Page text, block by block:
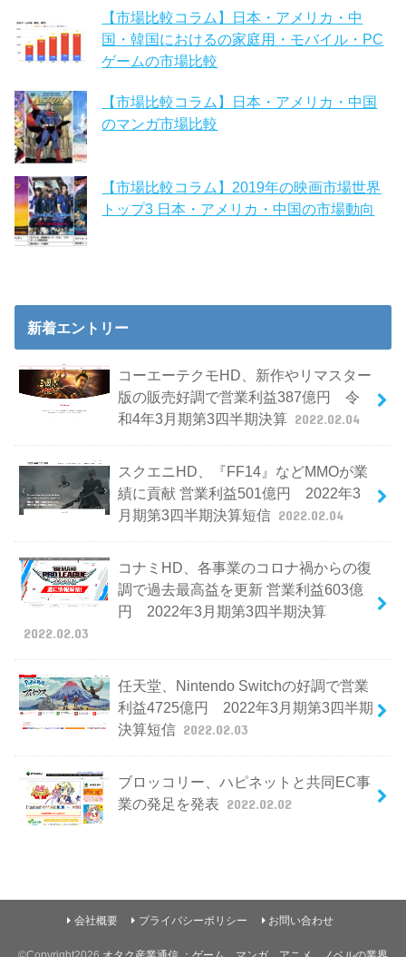
【市場比較コラム】日本・アメリカ・中
国・韓国におけるの家庭用・モバイル・PC
ゲームの市場比較
【市場比較コラム】日本・アメリカ・中国
のマンガ市場比較
【市場比較コラム】2019年の映画市場世界
トップ3 日本・アメリカ・中国の市場動向
新着エントリー
コーエーテクモHD、新作やリマスター
版の販売好調で営業利益387億円 令
和4年3月期第3四半期決算 2022.02.04
スクエニHD、『FF14』などMMOが業
績に貢献 営業利益501億円 2022年3
月期第3四半期決算短信 2022.02.04
コナミHD、各事業のコロナ禍からの復
調で過去最高益を更新 営業利益603億
円 2022年3月期第3四半期決算
2022.02.03
任天堂、Nintendo Switchの好調で営業
利益4725億円 2022年3月期第3四半期
決算短信 2022.02.03
ブロッコリー、ハピネットと共同EC事
業の発足を発表 2022.02.02
会社概要 プライバシーポリシー お問い合わせ